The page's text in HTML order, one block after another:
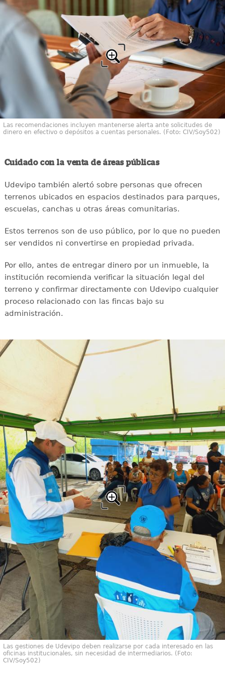
Las recomendaciones incluyen mantenerse alerta ante solicitudes de
dinero en efectivo o depósitos a cuentas personales. (Foto: CIV/Soy502)
Cuidado con la venta de áreas públicas
Udevipo también alertó sobre personas que ofrecen
terrenos ubicados en espacios destinados para parques,
escuelas, canchas u otras áreas comunitarias.
Estos terrenos son de uso público, por lo que no pueden
ser vendidos ni convertirse en propiedad privada.
Por ello, antes de entregar dinero por un inmueble, la
institución recomienda verificar la situación legal del
terreno y confirmar directamente con Udevipo cualquier
proceso relacionado con las fincas bajo su
administración.
Las gestiones de Udevipo deben realizarse por cada interesado en las
oficinas institucionales, sin necesidad de intermediarios. (Foto:
CIV/Soy502)